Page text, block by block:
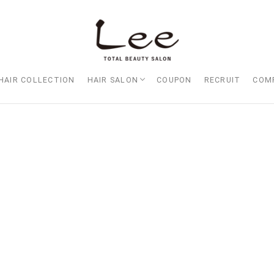
COLLECTION HAIR SALON
Lee大阪店
Lee梅田店
Lee京橋店
Lee堀江店
Lee四ツ橋店
Lee天王寺店
Lee上新庄Vita店
Lee東三国店
Lee布施店
Lee枚方店
HARBOR （ハーバー）
Lee尼崎店
Lee甲子園店
COUPON RECRUIT